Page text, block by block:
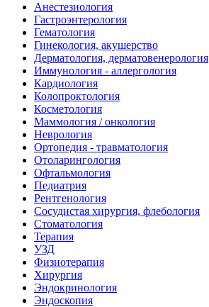
Анестезиология
Гастроэнтерология
Гематология
Гинекология, акушерство
Дерматология, дерматовенерология
Иммунология - аллергология
Кардиология
Колопроктология
Косметология
Маммология / онкология
Неврология
Ортопедия - травматология
Отоларингология
Офтальмология
Педиатрия
Рентгенология
Сосудистая хирургия, флебология
Стоматология
Терапия
УЗД
Физиотерапия
Хирургия
Эндокринология
Эндоскопия